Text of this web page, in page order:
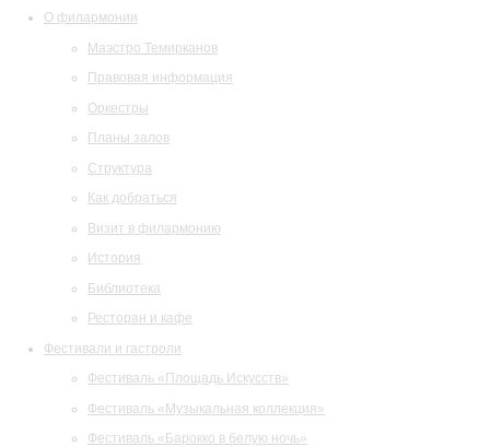
О филармонии
Маэстро Темирканов
Правовая информация
Оркестры
Планы залов
Структура
Как добраться
Визит в филармонию
История
Библиотека
Ресторан и кафе
Фестивали и гастроли
Фестиваль «Площадь Искусств»
Фестиваль «Музыкальная коллекция»
Фестиваль «Барокко в белую ночь»